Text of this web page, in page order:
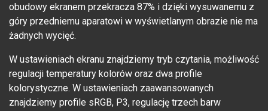
obudowy ekranem przekracza 87% i dzięki wysuwanemu z
góry przedniemu aparatowi w wyświetlanym obrazie nie ma
żadnych wycięć.
W ustawieniach ekranu znajdziemy tryb czytania, możliwość
regulacji temperatury kolorów oraz dwa profile
kolorystyczne. W ustawieniach zaawansowanych
znajdziemy profile sRGB, P3, regulację trzech barw